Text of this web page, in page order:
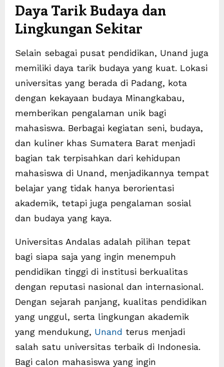
Daya Tarik Budaya dan
Lingkungan Sekitar
Selain sebagai pusat pendidikan, Unand juga
memiliki daya tarik budaya yang kuat. Lokasi
universitas yang berada di Padang, kota
dengan kekayaan budaya Minangkabau,
memberikan pengalaman unik bagi
mahasiswa. Berbagai kegiatan seni, budaya,
dan kuliner khas Sumatera Barat menjadi
bagian tak terpisahkan dari kehidupan
mahasiswa di Unand, menjadikannya tempat
belajar yang tidak hanya berorientasi
akademik, tetapi juga pengalaman sosial
dan budaya yang kaya.
Universitas Andalas adalah pilihan tepat
bagi siapa saja yang ingin menempuh
pendidikan tinggi di institusi berkualitas
dengan reputasi nasional dan internasional.
Dengan sejarah panjang, kualitas pendidikan
yang unggul, serta lingkungan akademik
yang mendukung, Unand terus menjadi
salah satu universitas terbaik di Indonesia.
Bagi calon mahasiswa yang ingin